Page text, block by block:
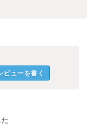
ビューを書く